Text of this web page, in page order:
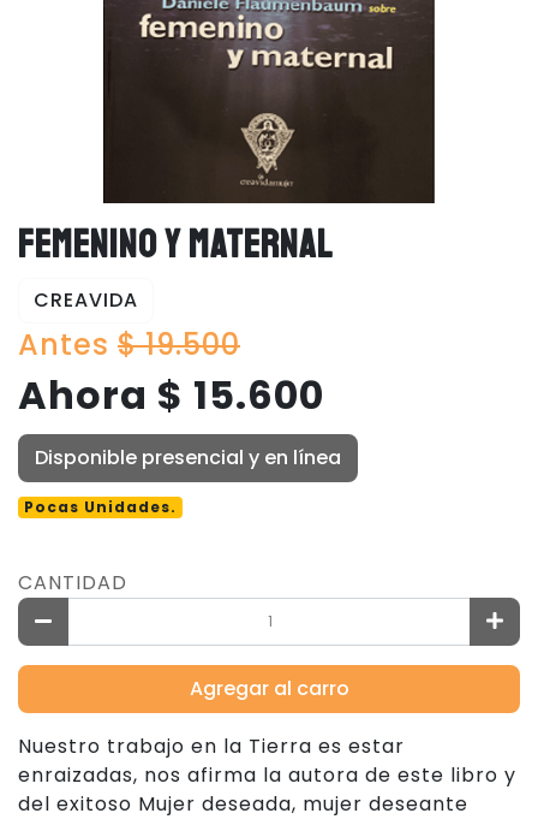
FEMENINO Y MATERNAL
CREAVIDA
Antes $ 19.500
Ahora $ 15.600
Disponible presencial y en línea
Pocas Unidades.
CANTIDAD
Agregar al carro
Nuestro trabajo en la Tierra es estar
enraizadas, nos afirma la autora de este libro y
del exitoso Mujer deseada, mujer deseante